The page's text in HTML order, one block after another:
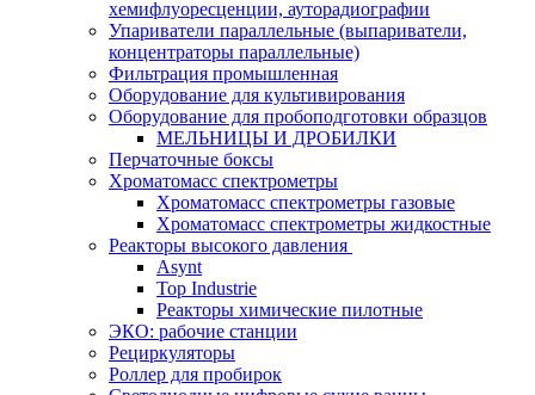
хемифлуоресценции, ауторадиографии
Упариватели параллельные (выпариватели,
концентраторы параллельные)
Фильтрация промышленная
Оборудование для культивирования
Оборудование для пробоподготовки образцов
МЕЛЬНИЦЫ И ДРОБИЛКИ
Перчаточные боксы
Хроматомасс спектрометры
Хроматомасс спектрометры газовые
Хроматомасс спектрометры жидкостные
Реакторы высокого давления
Asynt
Top Industrie
Реакторы химические пилотные
ЭКО: рабочие станции
Рециркуляторы
Роллер для пробирок